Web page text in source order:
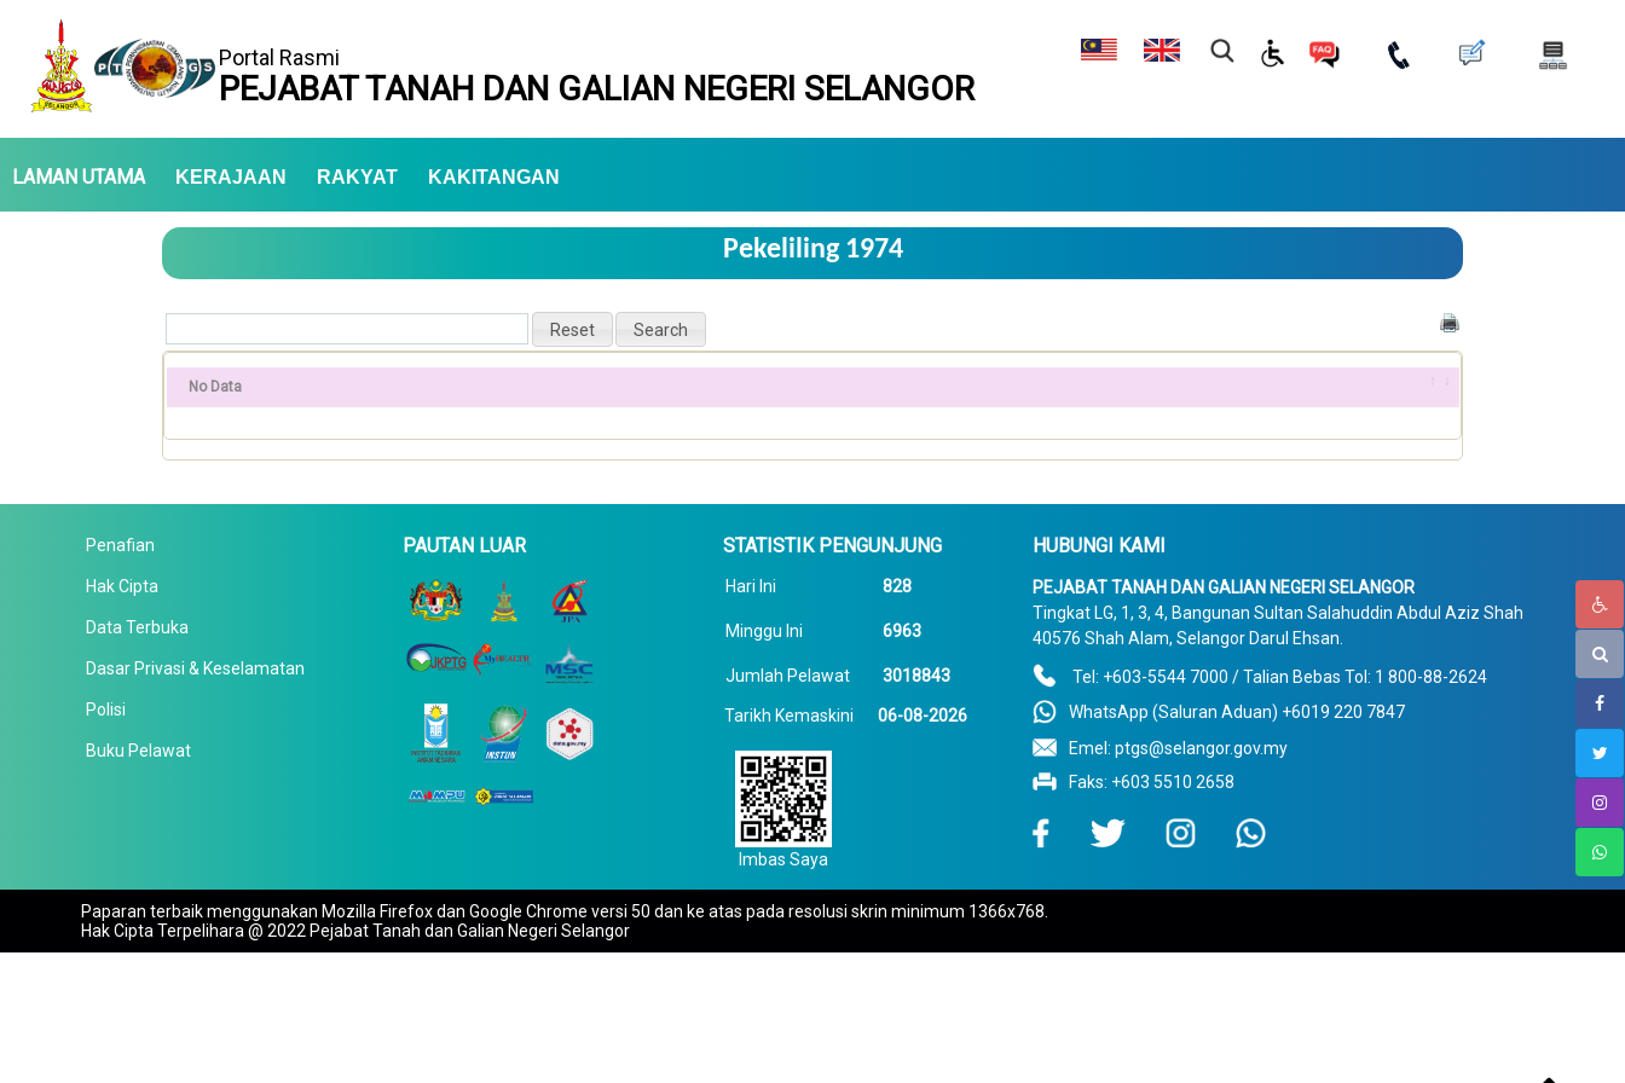
Portal Rasmi
PEJABAT TANAH DAN GALIAN NEGERI SELANGOR
LAMAN UTAMA KERAJAAN RAKYAT KAKITANGAN
Pekeliling 1974
No Data
Penafian
Hak Cipta
Data Terbuka
Dasar Privasi & Keselamatan
Polisi
Buku Pelawat
PAUTAN LUAR STATISTIK PENGUNJUNG
Hari Ini 828
Minggu Ini 6963
Jumlah Pelawat 3018843
Tarikh Kemaskini 06-08-2026
Imbas Saya
HUBUNGI KAMI
PEJABAT TANAH DAN GALIAN NEGERI SELANGOR
Tingkat LG, 1, 3, 4, Bangunan Sultan Salahuddin Abdul Aziz Shah
40576 Shah Alam, Selangor Darul Ehsan.
Tel: +603-5544 7000 / Talian Bebas Tol: 1 800-88-2624
WhatsApp (Saluran Aduan) +6019 220 7847
Emel: ptgs@selangor.gov.my
Faks: +603 5510 2658
Paparan terbaik menggunakan Mozilla Firefox dan Google Chrome versi 50 dan ke atas pada resolusi skrin minimum 1366x768.
Hak Cipta Terpelihara @ 2022 Pejabat Tanah dan Galian Negeri Selangor